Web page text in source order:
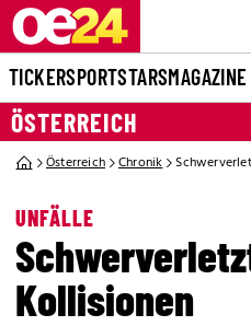
TICKERSPORTSTARSMAGAZINE
ÖSTERREICH
Österreich Chronik
UNFÄLLE
Kollisionen